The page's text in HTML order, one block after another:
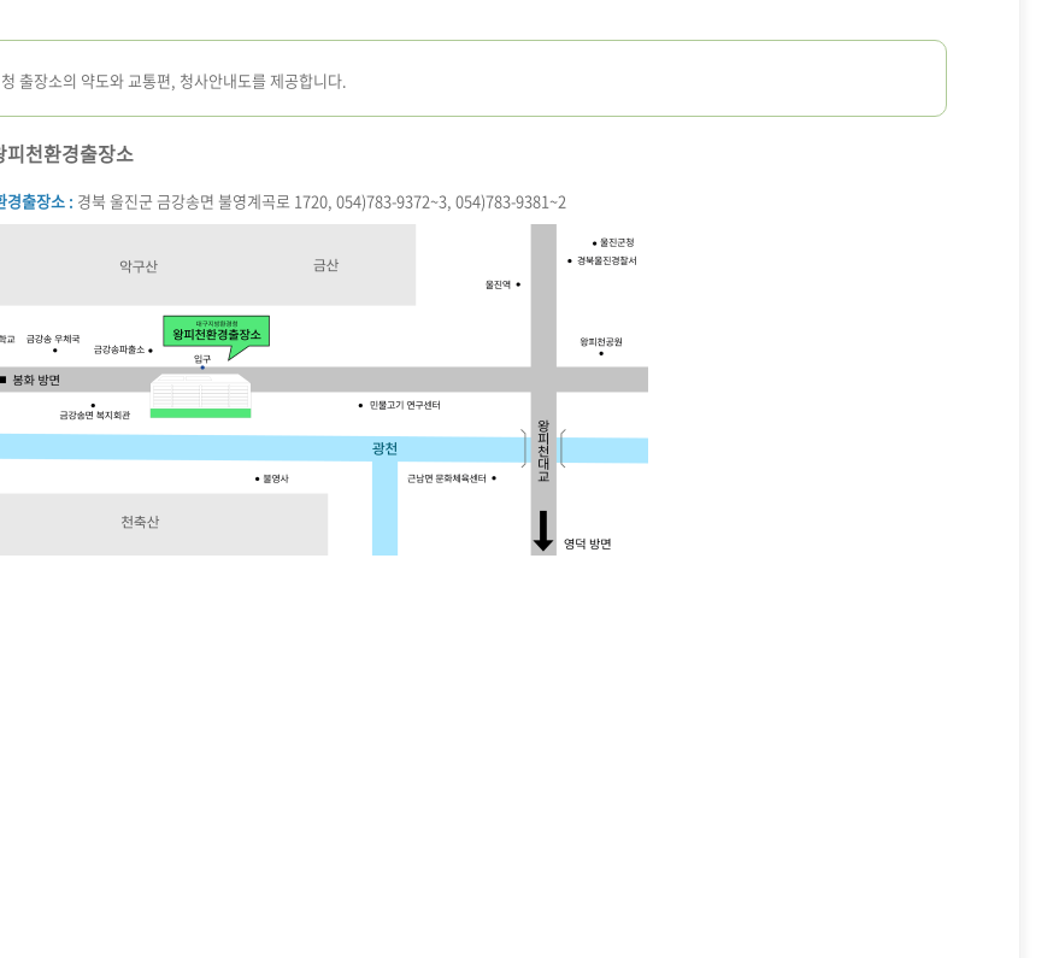
출장소의 약도와 교통편, 청사안내도를 제공합니다.
피천환경출장소
경출장소 : 경북 울진군 금강송면 불영계곡로 1720, 054)783-9372~3, 054)783-9381~2